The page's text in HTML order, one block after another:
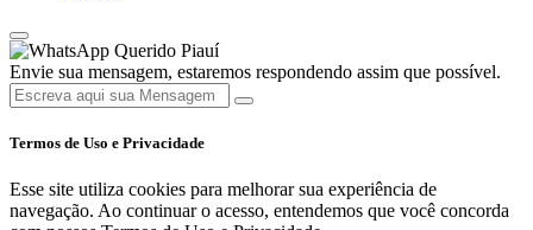
Querido Piauí
Envie sua mensagem, estaremos respondendo assim que possível.
Termos de Uso e Privacidade
Esse site utiliza cookies para melhorar sua experiência de
navegação. Ao continuar o acesso, entendemos que você concorda